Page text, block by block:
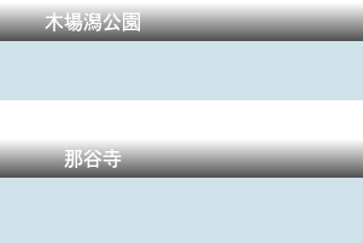
木場潟公園
那谷寺